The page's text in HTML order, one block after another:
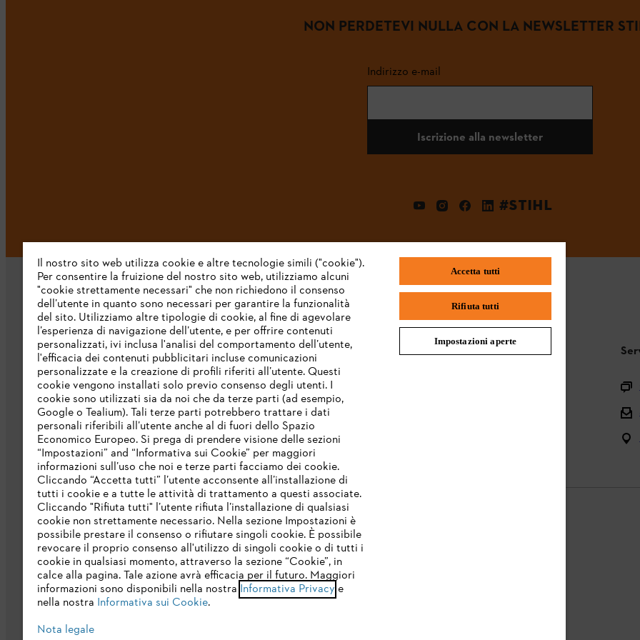
NON PERDETEVI NULLA CON LA NEWSLETTER
Indirizzo e-mail
Iscrizione alla newsletter
#STIHL
L’azienda
Chi siamo
Scarica il catalogo
STIHL Integrity Line
STIHL FAQ
Termini e condizioni generali Privacy policy Note legali
Il nostro sito web utilizza cookie e altre tecnologie simili ("cookie").
Per consentire la fruizione del nostro sito web, utilizziamo alcuni
"cookie strettamente necessari" che non richiedono il consenso
dell’utente in quanto sono necessari per garantire la funzionalità
del sito. Utilizziamo altre tipologie di cookie, al fine di agevolare
l’esperienza di navigazione dell’utente, e per offrire contenuti
personalizzati, ivi inclusa l'analisi del comportamento dell’utente,
l'efficacia dei contenuti pubblicitari incluse comunicazioni
personalizzate e la creazione di profili riferiti all’utente. Questi
cookie vengono installati solo previo consenso degli utenti. I
cookie sono utilizzati sia da noi che da terze parti (ad esempio,
Google o Tealium). Tali terze parti potrebbero trattare i dati
personali riferibili all’utente anche al di fuori dello Spazio
Economico Europeo. Si prega di prendere visione delle sezioni
“Impostazioni” and “Informativa sui Cookie” per maggiori
informazioni sull’uso che noi e terze parti facciamo dei cookie.
Cliccando “Accetta tutti” l’utente acconsente all’installazione di
tutti i cookie e a tutte le attività di trattamento a questi associate.
Cliccando "Rifiuta tutti" l’utente rifiuta l’installazione di qualsiasi
cookie non strettamente necessario. Nella sezione Impostazioni è
possibile prestare il consenso o rifiutare singoli cookie. È possibile
revocare il proprio consenso all'utilizzo di singoli cookie o di tutti i
cookie in qualsiasi momento, attraverso la sezione “Cookie”, in
calce alla pagina. Tale azione avrà efficacia per il futuro. Maggiori
informazioni sono disponibili nella nostra Informativa Privacy e
nella nostra Informativa sui Cookie.
Nota legale
Accetta tutti
Rifiuta tutti
Impostazioni aperte